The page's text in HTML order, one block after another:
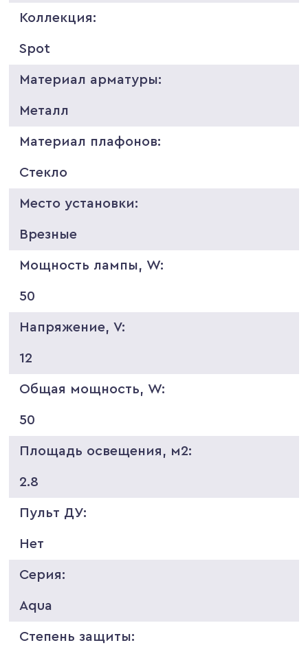
Коллекция:
Spot
Материал арматуры:
Металл
Материал плафонов:
Стекло
Место установки:
Врезные
Мощность лампы, W:
50
Напряжение, V:
12
Общая мощность, W:
50
Площадь освещения, м2:
2.8
Пульт ДУ:
Нет
Серия:
Aqua
Степень защиты: